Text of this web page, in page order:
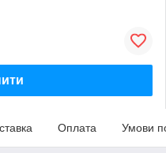
Оплата Умови